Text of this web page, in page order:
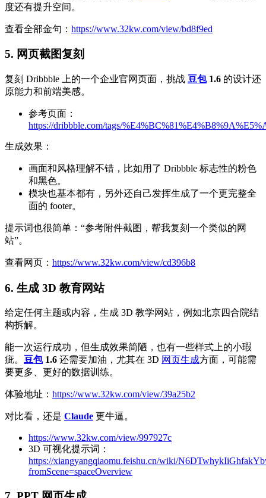
度还有提升空间。
查看全部金句： https://www.32kw.com/view/bd8f9ed
5. 网页截图复刻
复刻 Dribbble 上的一个企业官网页面，挑战 豆包1.6 的设计还
原能力和前端美感。
参考页面：
https://dribbble.com/tags/
生成效果：
画面和风格理解不错，比如用了 Dribbble 标志性的粉色
和黑色。
模块也基本都有，另外还自己发挥生成了一个更完整全
面的 footer。
提示词也很简单：“参考附件截图，帮我复刻一个类似的网
站”。
查看网页： https://www.32kw.com/view/cd396b8
6. 生成 3D 教育网站
给定任何主题或内容，生成 3D 教学网站，例如北京四合院结
构拆解。
能一次运行成功，但生成效果简陋，也有一些样式上的小瑕
疵。 豆包1.6 还需要加油，尤其在 3D 网页生成方面，可能需
要更多、更好的数据训练。
体验地址： https://www.32kw.com/view/39a25b2
对比看，还是 Claude 更牛逼。
https://www.32kw.com/view/997927c
3D 可视化提示词：
https://xiangyangqiaomu.feishu.cn/wiki/
fromScene=spaceOverview